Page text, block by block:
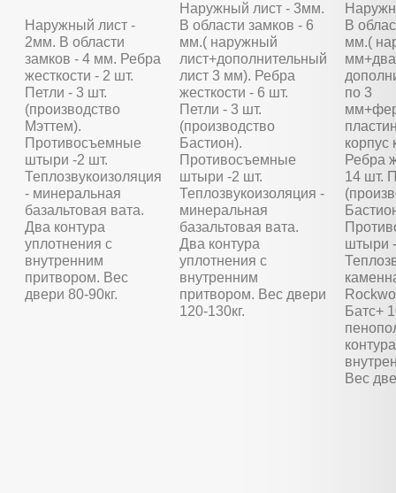
Наружный лист -
2мм. В области
замков - 4 мм. Ребра
жесткости - 2 шт.
Петли - 3 шт.
(производство
Мэттем).
Противосъемные
штыри -2 шт.
Теплозвукоизоляция
- минеральная
базальтовая вата.
Два контура
уплотнения с
внутренним
притвором. Вес
двери 80-90кг.
Наружный лист - 3мм.
В области замков - 6
мм.( наружный
лист+дополнительный
лист 3 мм). Ребра
жесткости - 6 шт.
Петли - 3 шт.
(производство
Бастион).
Противосъемные
штыри -2 шт.
Теплозвукоизоляция -
минеральная
базальтовая вата.
Два контура
уплотнения с
внутренним
притвором. Вес двери
120-130кг.
В
мм.(
мм+два
по 3
корпус
Ребра
14 шт.
штыри
Батс+
Вес